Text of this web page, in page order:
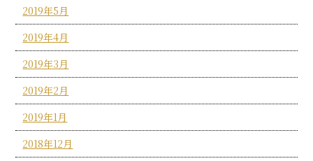
2019年5月
2019年4月
2019年3月
2019年2月
2019年1月
2018年12月